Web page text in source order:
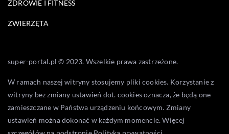
ZDROWIE I FITNESS
ZWIERZĘTA
super-portal.pl © 2023. Wszelkie prawa zastrzeżone.
W ramach naszej witryny stosujemy pliki cookies. Korzystanie z
witryny bez zmiany ustawień dot. cookies oznacza, że będą one
zamieszczane w Państwa urządzeniu końcowym. Zmiany
ustawień można dokonać w każdym momencie. Więcej